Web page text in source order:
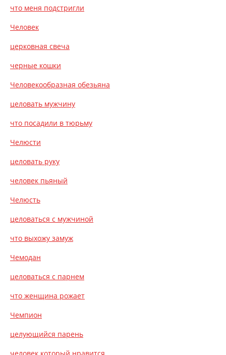
что меня подстригли
Человек
церковная свеча
черные кошки
Человекообразная обезьяна
целовать мужчину
что посадили в тюрьму
Челюсти
целовать руку
человек пьяный
Челюсть
целоваться с мужчиной
что выхожу замуж
Чемодан
целоваться с парнем
что женщина рожает
Чемпион
целующийся парень